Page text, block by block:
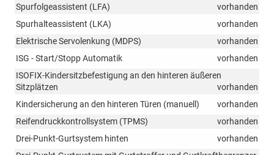
Spurfolgeassistent (LFA)
vorhanden
Spurhalteassistent (LKA)
vorhanden
Elektrische Servolenkung (MDPS)
vorhanden
ISG - Start/Stopp Automatik
vorhanden
ISOFIX-Kindersitzbefestigung an den hinteren äußeren
Sitzplätzen
vorhanden
Kindersicherung an den hinteren Türen (manuell)
vorhanden
Reifendruckkontrollsystem (TPMS)
vorhanden
Drei-Punkt-Gurtsystem hinten
vorhanden